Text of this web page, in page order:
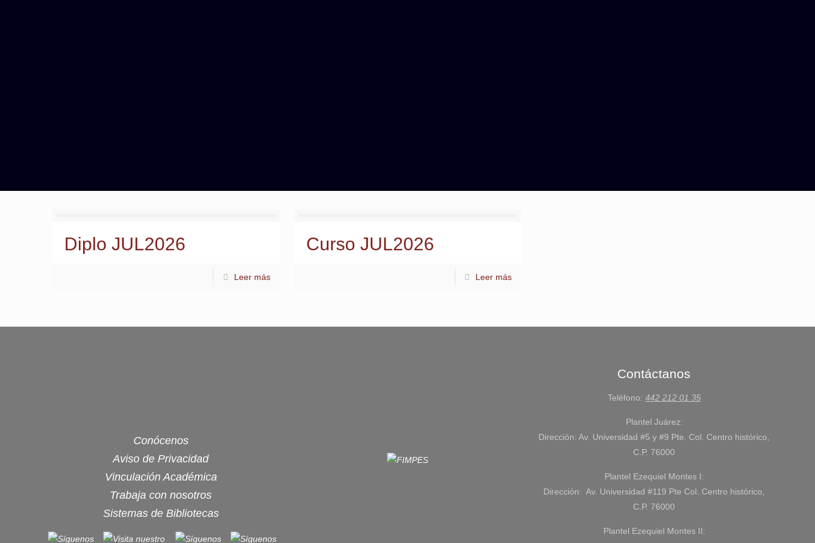
Diplo JUL2026
Leer más
Curso JUL2026
Leer más
Conócenos
Aviso de Privacidad
Vinculación Académica
Trabaja con nosotros
Sistemas de Bibliotecas
Contáctanos
Teléfono: 442 212 01 35
Plantel Juárez:
Dirección: Av. Universidad #5 y #9 Pte. Col. Centro histórico,
C.P. 76000
Plantel Ezequiel Montes I:
Dirección: Av. Universidad #119 Pte Col. Centro histórico,
C.P. 76000
Plantel Ezequiel Montes II: